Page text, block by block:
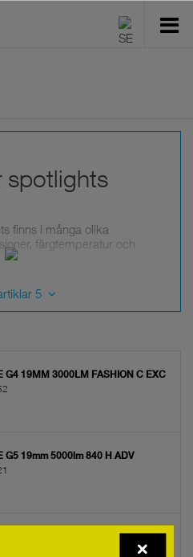
spotlights
finns i många olika
färgtemperatur och
urvalet.
5
G4 19MM 3000LM FASHION C EXC
G5 19mm 5000lm 840 H ADV
G6 19mm 5000lm MEAT+ H EXC